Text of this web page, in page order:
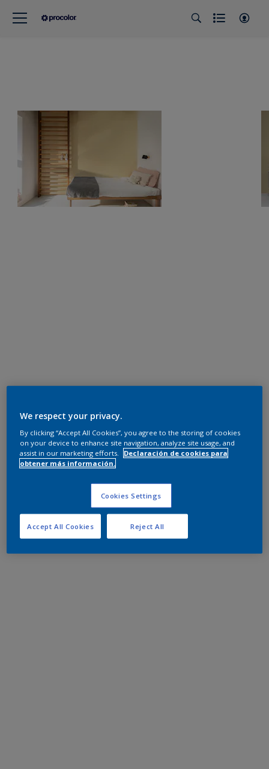
We respect your privacy.
By clicking “Accept All Cookies”, you agree to the storing of cookies
on your device to enhance site navigation, analyze site usage, and
assist in our marketing efforts.
Declaración de cookies para
obtener más información.
Cookies Settings
Reject All
Accept All Cookies